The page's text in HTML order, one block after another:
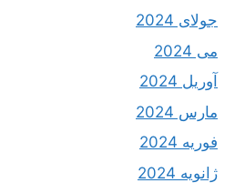
جولای 2024
می 2024
آوریل 2024
مارس 2024
فوریه 2024
ژانویه 2024